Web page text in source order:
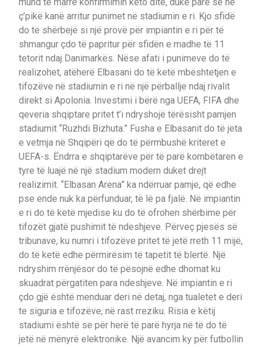
mund të marrë konfirmimin këto ditë, duke parë se në
ç’pikë kanë arritur punimet në stadiumin e ri. Kjo sfidë
do të shërbejë si një provë për impiantin e ri për të
shmangur çdo të papritur për sfidën e madhe të 11
tetorit ndaj Danimarkës. Nëse afati i punimeve do të
realizohet, atëherë Elbasani do të ketë mbështetjen e
tifozëve në stadiumin e ri në një përballje ndaj rivalit
direkt si Apolonia. Investimi i bërë nga UEFA, FIFA dhe
qeveria shqiptare pritet t’i ndryshojë tërësisht pamjen
stadiumit “Ruzhdi Bizhuta.” Fusha e Elbasanit do të jeta
e vetmja në Shqipëri që do të përmbushë kriteret e
UEFA-s. Ëndrra e shqiptarëve për të parë kombëtaren e
tyre të luajë në një stadium modern duket drejt
realizimit. “Elbasan Arena” ka ndërruar pamje, që edhe
pse ende nuk ka përfunduar, të lë pa fjalë. Në impiantin
e ri do të ketë mjedise ku do të ofrohen shërbime për
tifozët gjatë pushimit të ndeshjeve. Përveç pjesës së
tribunave, ku numri i tifozëve pritet të jetë rreth 11 mijë,
do të ketë edhe përmirësim të tapetit të blertë. Një
ndryshim rrënjësor do të pësojnë edhe dhomat ku
skuadrat përgatiten para ndeshjeve. Në impiantin e ri
çdo gjë është menduar deri në detaj, nga tualetet e deri
te siguria e tifozëve, në rast rreziku. Risia e këtij
stadiumi është se për herë të parë hyrja në të do të
jetë në mënyrë elektronike. Një avancim ky për futbollin